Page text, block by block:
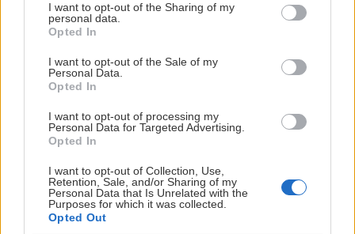
not limited to your visit or usage behaviour. You may click to
grant or deny consent to Google and its third-party tags to
use your data for below specified purposes in below Google
consent section.
I want to opt-out of the Sharing of my
personal data.
Opted In
I want to opt-out of the Sale of my
Personal Data.
Opted In
I want to opt-out of processing my
Personal Data for Targeted Advertising.
Opted In
I want to opt-out of Collection, Use,
Retention, Sale, and/or Sharing of my
Personal Data that Is Unrelated with the
Purposes for which it was collected.
Opted Out
FLEST POÄNG
Lucas Ekeståhl-Jonsson
Pär Lindholm
Oscar Lindberg
RESULTATSAMMANFATTNING